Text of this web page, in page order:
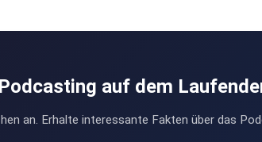
auf dem
an. Erhalte interessante Fakten über das